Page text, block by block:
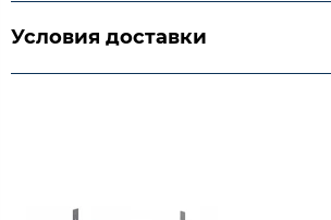
Условия доставки